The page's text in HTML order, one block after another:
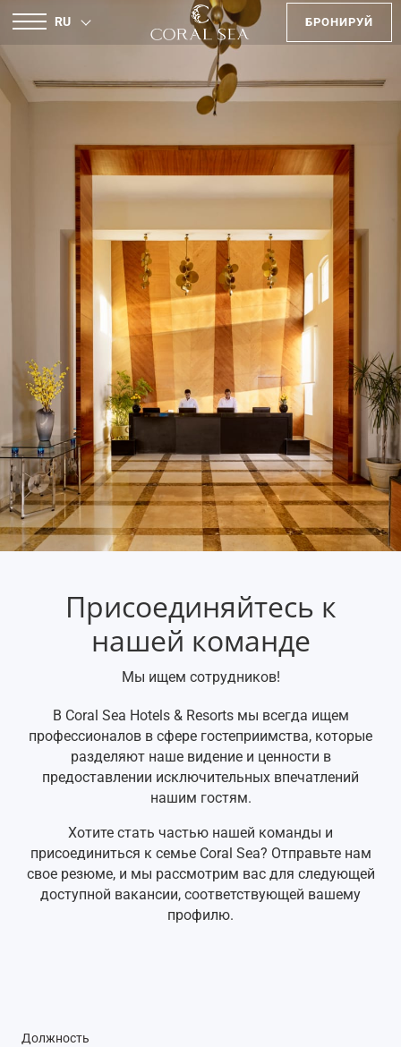
RU БРОНИРУЙ
Присоединяйтесь к
нашей команде
Мы ищем сотрудников!
В Coral Sea Hotels & Resorts мы всегда ищем
профессионалов в сфере гостеприимства, которые
разделяют наше видение и ценности в
предоставлении исключительных впечатлений
нашим гостям.
Хотите стать частью нашей команды и
присоединиться к семье Coral Sea? Отправьте нам
свое резюме, и мы рассмотрим вас для следующей
доступной вакансии, соответствующей вашему
профилю.
Должность